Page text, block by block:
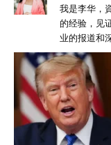
我是李华，
的经验，见
业的报道和